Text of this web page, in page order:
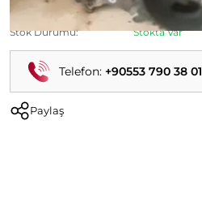
Durumu:
İkinci El
Stok Durumu:
Stokta Var
Telefon: +90553 790 38 01
Paylaş